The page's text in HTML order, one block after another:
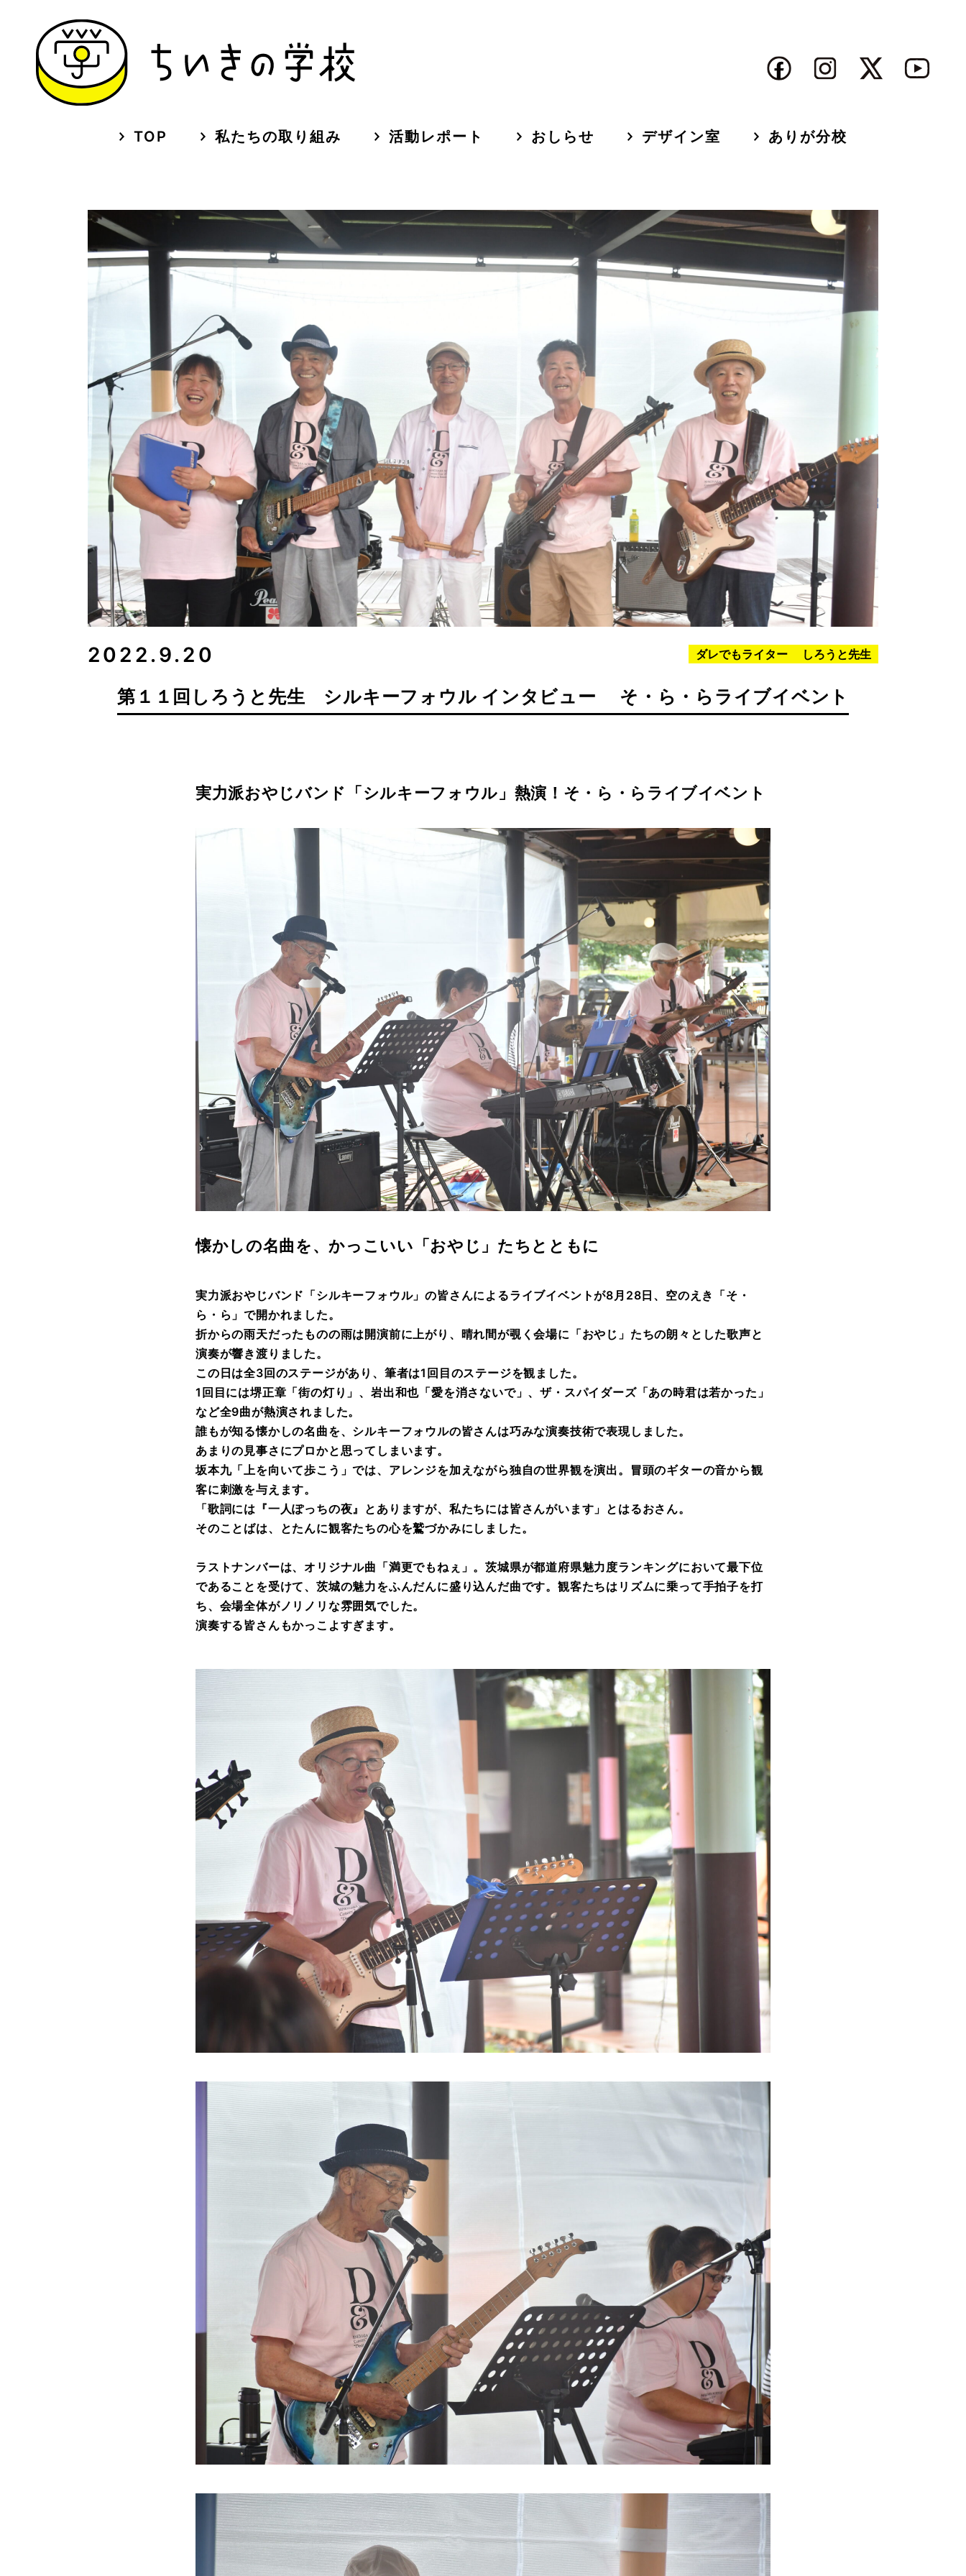
TOP 私たちの取り組み 活動レポート おしらせ デザイン室 ありが分校
2022.9.20 しろうと先生
ダレでもライター
第１１回しろうと先生 シルキーフォウル インタビュー そ・ら・らライブイベント
実力派おやじバンド 「シルキーフォウル」 熱演！ そ・ら・ら ライブイベント
懐かしの名曲を、かっこいい 「おやじ」 たちとともに
実力派おやじバンド「シルキーフォウル」の皆さんによるライブイベントが8月28日、空のえき「そ・
ら・ら」で開かれました。
折からの雨天だったものの雨は開演前に上がり、晴れ間が覗く会場に「おやじ」たちの朗々とした歌声と
演奏が響き渡りました。
この日は全3回のステージがあり、筆者は1回目のステージを観ました。
1回目には堺正章「街の灯り」、岩出和也「愛を消さないで」、ザ・スパイダーズ「あの時君は若かった」
など全9曲が熱演されました。
誰もが知る懐かしの名曲を、シルキーフォウルの皆さんは巧みな演奏技術で表現しました。
あまりの見事さにプロかと思ってしまいます。
坂本九「上を向いて歩こう」では、アレンジを加えながら独自の世界観を演出。冒頭のギターの音から観
客に刺激を与えます。
「歌詞には『一人ぽっちの夜』とありますが、私たちには皆さんがいます」とはるおさん。
そのことばは、とたんに観客たちの心を鷲づかみにしました。
ラストナンバーは、オリジナル曲「満更でもねぇ」。茨城県が都道府県魅力度ランキングにおいて最下位
であることを受けて、茨城の魅力をふんだんに盛り込んだ曲です。観客たちはリズムに乗って手拍子を打
ち、会場全体がノリノリな雰囲気でした。
演奏する皆さんもかっこよすぎます。